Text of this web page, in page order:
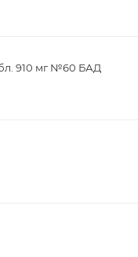
910 мг №60 БАД